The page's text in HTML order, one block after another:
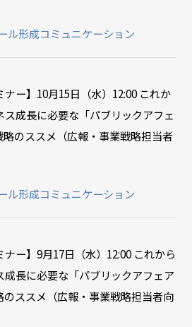
ル形成コミュニケーション
ナー】10月15日（水）12:00 これか
ス成長に必要な「パブリックアフェ
略のススメ（広報・事業戦略担当者
ル形成コミュニケーション
ナー】9月17日（水）12:00 これから
成長に必要な「パブリックアフェア
のススメ（広報・事業戦略担当者向